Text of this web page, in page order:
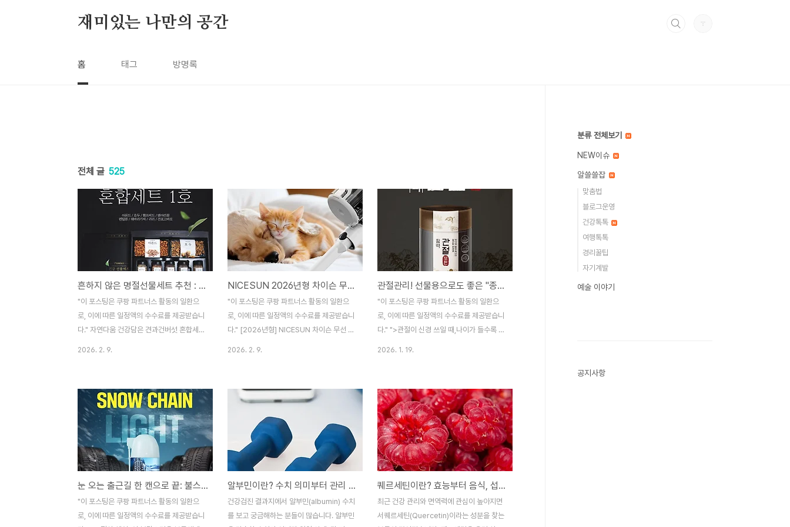
재미있는 나만의 공간
홈 태그 방명록
전체 글 525
흔하지 않은 명절선물세트 추천 : 자연다움 건강담은 견과건버섯 혼합세트 1호 후기 기반 정리
"이 포스팅은 쿠팡 파트너스 활동의 일환으
로, 이에 따른 일정액의 수수료를 제공받습니
다." 자연다움 건강담은 견과건버섯 혼합세트
해보세요.www.coupang.com 명절 선물
고를 때 제일 어려운 지점이 있습니다.“무난
한데 성의 있어 보이고, 받는 분 취향을 크게
타지 않으면서, 건강까지 챙기는 선물”을 찾
는 것. 한우·과일·홍삼처럼 흔한 선택지는 많
지만, 요즘은 이미 집집마다 비슷한 선물이
겹치기도 하고 “또 그거야?”가 되기 쉽죠. 그
런 면에서 견과 + 잡곡 + 건버섯이 한 번에
들어간 혼합세트는 흔치 않으면서도 실용적
2026. 2. 9.
NICESUN 2026년형 차이슨 무선 스틱 청소기 MS109D 사용 후기
"이 포스팅은 쿠팡 파트너스 활동의 일환으
로, 이에 따른 일정액의 수수료를 제공받습니
다." [2026년형] NICESUN 차이슨 무선 스
30KPa 초강력 흡입력 셀프 스탠딩 다양한
구성품 MS109D! 지금 쿠팡에서 더 저렴하
고 다양한 스틱청소기 제품들
www.coupang.comBLDC 모터 30KPa
흡입력 + LED 바닥 브러시 + 셀프 스탠딩까
지무선 청소기는 종류가 너무 많아서 고르기
어렵죠. 저도 흡입력, 구성, 가격을 동시에 만
족하는 제품을 찾다가 NICESUN 2026년
형 차이슨 무선 스틱 청소기(MS109D)..
2026. 2. 9.
관절관리! 선물용으로도 좋은 "종근당 관절보환" 패키지부터 성분까지 체크
"이 포스팅은 쿠팡 파트너스 활동의 일환으
로, 이에 따른 일정액의 수수료를 제공받습니
다." ">관절이 신경 쓰일 때,나이가 들수록 무
약을 대체하는 게 아니라, 일상 관리 루틴을
보완하는 역할로 접근하는 것이 안전합니다.
(개인차가 크므로 효능을 단정하지 않으며,
질환·복용약이 있다면 전문가 상담이 우선입
니다.) 종근당 활력 관절 보환 30p, 120g, 1
개 - 건강환 | 쿠팡현재 별점 4.8점, 리뷰
360개를 가진 종근당 활력 관절 보환 30p,
120g, 1개! 지금 쿠팡에서 더 저렴하고 다양
한 건강환 제품들을 확인해보세요.www..
2026. 1. 19.
눈 오는 출근길 한 캔으로 끝: 불스원 매직그립 스노우체인 라이트 핵심 정리
"이 포스팅은 쿠팡 파트너스 활동의 일환으
로, 이에 따른 일정액의 수수료를 제공받습니
알부민이란? 수치 의미부터 관리 방법까지 한눈에 정리
건강검진 결과지에서 알부민(albumin) 수치
를 보고 궁금해하는 분들이 많습니다. 알부민
퀘르세틴이란? 효능부터 음식, 섭취 방법까지 한눈에 정리
최근 건강 관리와 면역력에 관심이 높아지면
서퀘르세틴(Quercetin)이라는 성분을 찾는
분류 전체보기
NEW이슈
알쓸쓸잡
맞춤법
블로그운영
건강톡톡
여행톡톡
경리꿀팁
자기계발
예술 이야기
공지사항